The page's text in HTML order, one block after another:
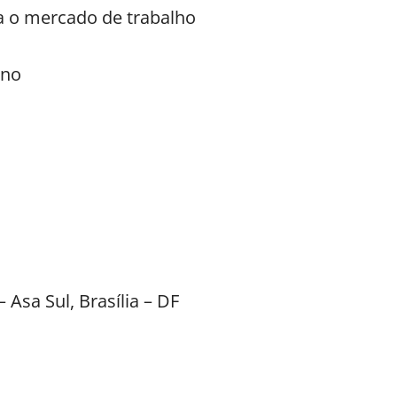
o mercado de trabalho
Asa Sul, Brasília – DF